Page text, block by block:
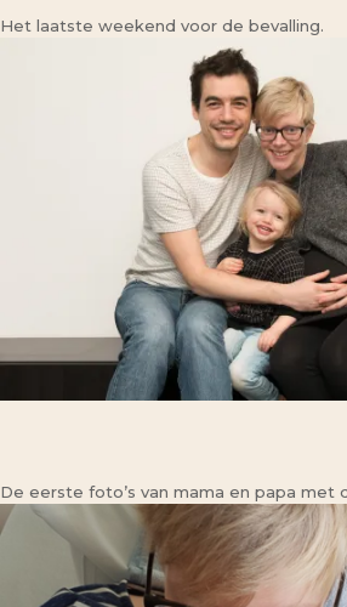
Het laatste weekend voor de bevalling.
De eerste foto’s van mama en papa met